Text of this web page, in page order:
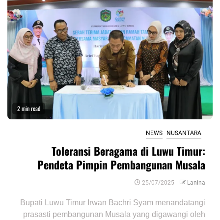
2 min read
NEWS NUSANTARA
Toleransi Beragama di Luwu Timur:
Pendeta Pimpin Pembangunan Musala
25/07/2025 Lanina
Bupati Luwu Timur Irwan Bachri Syam menandatangi
prasasti pembangunan Musala yang digawangi oleh